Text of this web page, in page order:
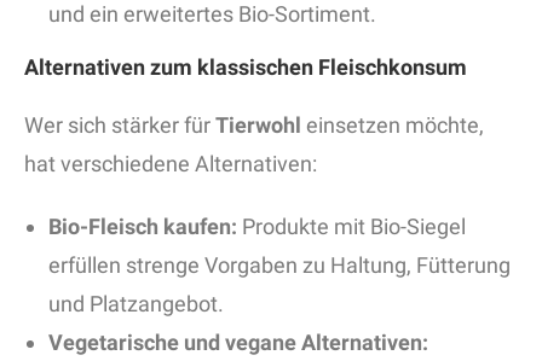
und ein erweitertes Bio-Sortiment.
Alternativen zum klassischen Fleischkonsum
Wer sich stärker fürTierwohl einsetzen möchte,
hat verschiedene Alternativen:
Bio-Fleisch kaufen: Produkte mit Bio-Siegel
erfüllen strenge Vorgaben zu Haltung, Fütterung
und Platzangebot.
Vegetarische und vegane Alternativen: